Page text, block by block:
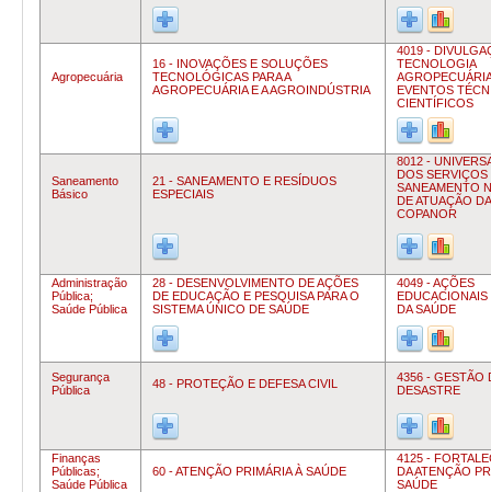
Agropecuária
16 - INOVAÇÕES E SOLUÇÕES
TECNOLÓGICAS PARA A
AGROPECUÁRIA E A AGROINDÚSTRIA
4019 -
TECNOLOGIA
EVENTOS
CIENTÍFICOS
Saneamento
Básico
21 - SANEAMENTO E RESÍDUOS
ESPECIAIS
8012 -
DOS SERVIÇOS
SANEAMENTO
DE ATUAÇÃO DA
COPANOR
Administração
Pública;
Saúde Pública
28 - DESENVOLVIMENTO DE AÇÕES
DE EDUCAÇÃO E PESQUISA PARA O
SISTEMA ÚNICO DE SAÚDE
4049 - AÇÕES
EDUCACIONAIS
DA SAÚDE
Segurança
Pública
48 - PROTEÇÃO E DEFESA CIVIL
4356 - GESTÃO
DESASTRE
Finanças
Públicas;
Saúde Pública
60 - ATENÇÃO PRIMÁRIA À SAÚDE
4125 -
DA ATENÇÃO
SAÚDE